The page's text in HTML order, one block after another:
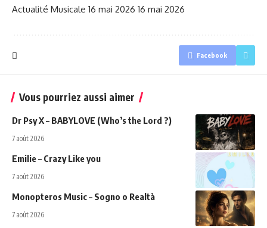
Actualité Musicale 16 mai 2026 16 mai 2026
Facebook
Vous pourriez aussi aimer
Dr Psy X – BABYLOVE (Who’s the Lord ?)
7 août 2026
Emilie – Crazy Like you
7 août 2026
Monopteros Music – Sogno o Realtà
7 août 2026